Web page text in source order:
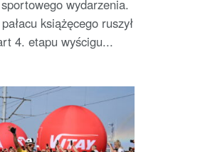
wydarzenia.
książęcego ruszył
4. etapu wyścigu...